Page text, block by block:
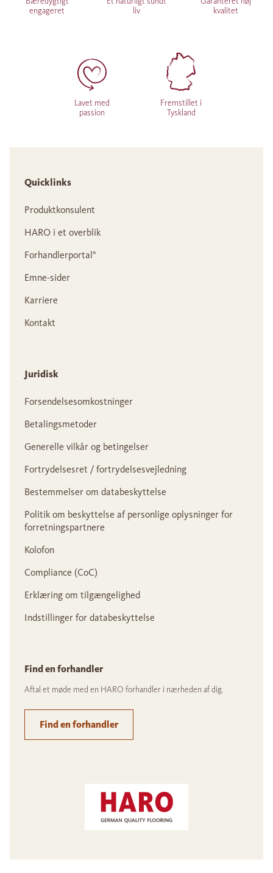
engageret
liv
kvalitet
Lavet med
passion
Fremstillet i
Tyskland
Quicklinks
Produktkonsulent
HARO i et overblik
Forhandlerportal°
Emne-sider
Karriere
Kontakt
Juridisk
Forsendelsesomkostninger
Betalingsmetoder
Generelle vilkår og betingelser
Fortrydelsesret / fortrydelsesvejledning
Bestemmelser om databeskyttelse
Politik om beskyttelse af personlige oplysninger for
forretningspartnere
Kolofon
Compliance (CoC)
Erklæring om tilgængelighed
Indstillinger for databeskyttelse
Find en forhandler
Aftal et møde med en HARO forhandler i nærheden af dig.
Find en forhandler